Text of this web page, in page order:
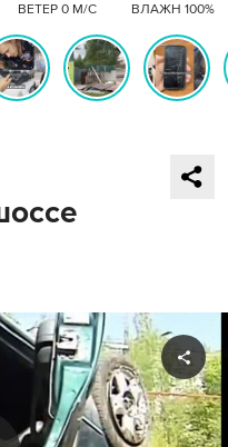
ВЕТЕР 0 М/С ВЛАЖН 100%